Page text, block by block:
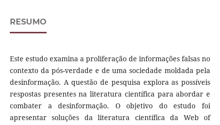
RESUMO
Este estudo examina a proliferação de informações falsas no
contexto da pós-verdade e de uma sociedade moldada pela
desinformação. A questão de pesquisa explora as possíveis
respostas presentes na literatura científica para abordar e
combater a desinformação. O objetivo do estudo foi
apresentar soluções da literatura científica da Web of